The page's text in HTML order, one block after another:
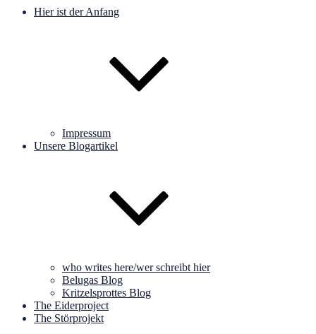
Hier ist der Anfang
Impressum
Unsere Blogartikel
who writes here/wer schreibt hier
Belugas Blog
Kritzelsprottes Blog
The Eiderproject
The Störprojekt